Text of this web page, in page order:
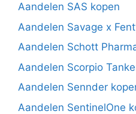
Aandelen SAS kopen
Aandelen Savage x
Aandelen Schott
Aandelen Scorpio
Aandelen Sennder
Aandelen SentinelOne